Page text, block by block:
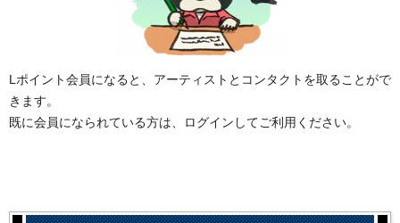
Lポイント会員になると、アーティストとコンタクトを取ることがで
きます。
既に会員になられている方は、ログインしてご利用ください。